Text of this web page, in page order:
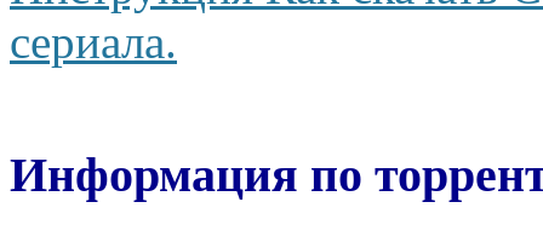
сериала.
Информация по